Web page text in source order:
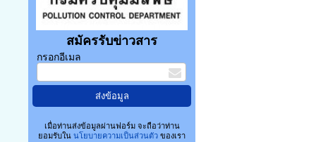
สมัครรับข่าวสาร
กรอกอีเมล
เมื่อท่านส่งข้อมูลผ่านฟอร์ม จะถือว่าท่าน
ยอมรับใน นโยบายความเป็นส่วนตัวของเรา